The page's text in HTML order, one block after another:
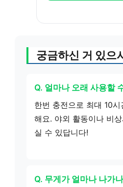
궁금하신 거 있으
Q. 얼마나 오래 사용할
한번 충전으로 최대 10
해요. 야외 활동이나 비
실 수 있답니다!
Q. 무게가 얼마나 나가